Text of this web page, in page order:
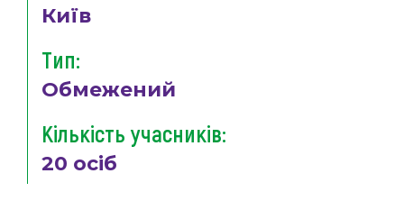
Київ
Тип:
Обмежений
Кількість учасників:
20 осіб